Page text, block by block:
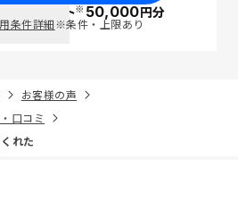
ポイント※50,000円分
条件詳細※条件・上限あり
お客様の声
口コミ
れた